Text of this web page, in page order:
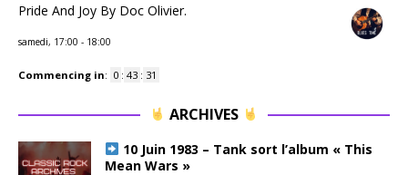
Pride And Joy By Doc Olivier.
samedi, 17:00 - 18:00
Commencing in: 0 : 43 : 30
ARCHIVES
10 Juin 1983 – Tank sort l’album « This
Mean Wars »